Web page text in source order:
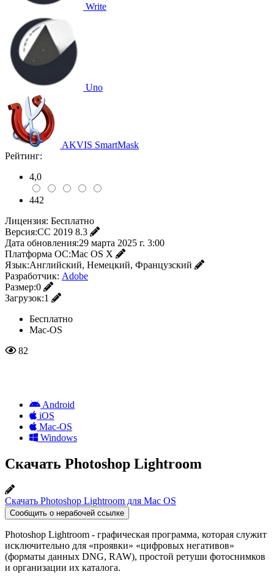
Write
Uno
AKVIS SmartMask
Рейтинг:
4,0
442
Лицензия: Бесплатно
Версия:CC 2019 8.3
Дата обновления:29 марта 2025 г. 3:00
Платформа ОС:Mac OS X
Язык:Английский, Немецкий, Французский
Разработчик: Adobe
Размер:0
Загрузок:1
Бесплатно
Mac-OS
82
Android
iOS
Mac-OS
Windows
Скачать Photoshop Lightroom
Скачать Photoshop Lightroom для Mac OS
Сообщить о нерабочей ссылке
Photoshop Lightroom - графическая программа, которая служит
исключительно для «проявки» «цифровых негативов»
(форматы данных DNG, RAW), простой ретуши фотоснимков
и организации их каталога.